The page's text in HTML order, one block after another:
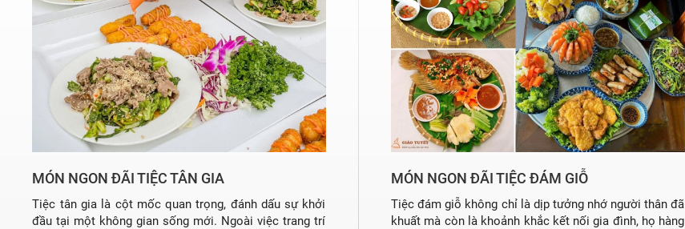
MÓN NGON ĐÃI TIỆC TÂN GIA
Tiệc tân gia là cột mốc quan trọng, đánh dấu sự khởi
đầu tại một không gian sống mới. Ngoài việc trang trí
MÓN NGON ĐÃI TIỆC ĐÁM GIỖ
Tiệc đám giỗ không chỉ là dịp tưởng nhớ người thân đã
khuất mà còn là khoảnh khắc kết nối gia đình, họ hàng